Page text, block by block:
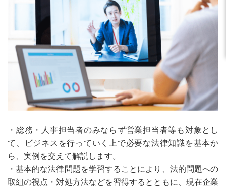
・総務・人事担当者のみならず営業担当者等も対象とし
て、ビジネスを行っていく上で必要な法律知識を基本か
ら、実例を交えて解説します。
・基本的な法律問題を学習することにより、法的問題への
取組の視点・対処方法などを習得するとともに、現在企業